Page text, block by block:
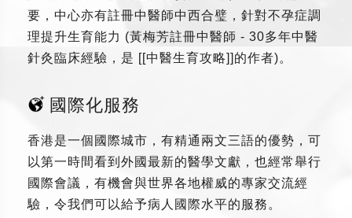
要，中心亦有註冊中醫師中西合璧，針對不孕症調
理提升生育能力 (黃梅芳註冊中醫師 - 30多年中醫
針灸臨床經驗，是 [[中醫生育攻略]]的作者)。
國際化服務
香港是一個國際城市，有精通兩文三語的優勢，可
以第一時間看到外國最新的醫學文獻，也經常舉行
國際會議，有機會與世界各地權威的專家交流經
驗，令我們可以給予病人國際水平的服務。